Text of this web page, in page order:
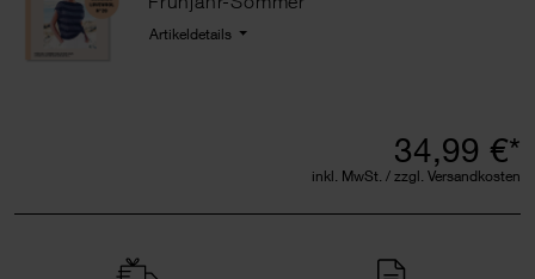
Artikeldetails
34,99 €*
inkl. MwSt. / zzgl. Versandkosten